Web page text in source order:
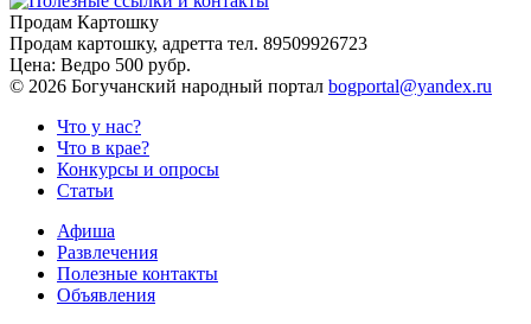
Продам Картошку
Продам картошку, адретта тел. 89509926723
Цена: Ведро 500 рубр.
© 2026 Богучанский народный портал bogportal@yandex.ru
Что у нас?
Что в крае?
Конкурсы и опросы
Статьи
Афиша
Развлечения
Полезные контакты
Объявления